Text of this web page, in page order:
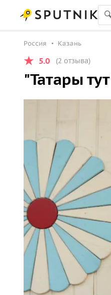
Россия Казань
5.0 (2 отзыва)
"Татары